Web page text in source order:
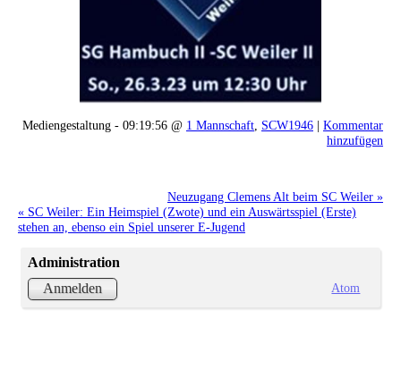
Mediengestaltung - 09:19:56 @ 1 Mannschaft SCW1946 | Kommentar
hinzufügen
Neuzugang Clemens Alt beim SC Weiler »
« SC Weiler: Ein Heimspiel (Zwote) und ein Auswärtsspiel (Erste)
stehen an, ebenso ein Spiel unserer E-Jugend
Administration
Anmelden
Atom